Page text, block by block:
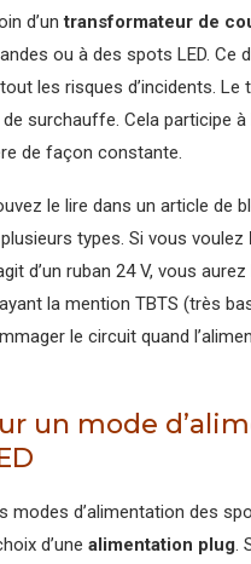
d’untransformateur de
ou à des spots LED.
les risques d’incidents.
surchauffe. Cela participe
de façon constante.
le lire dans un article de
types. Si vous voulez
d’un ruban 24 V, vous
la mention TBTS (très
le circuit quand
un mode
modes d’alimentation des
d’une alimentation plug.